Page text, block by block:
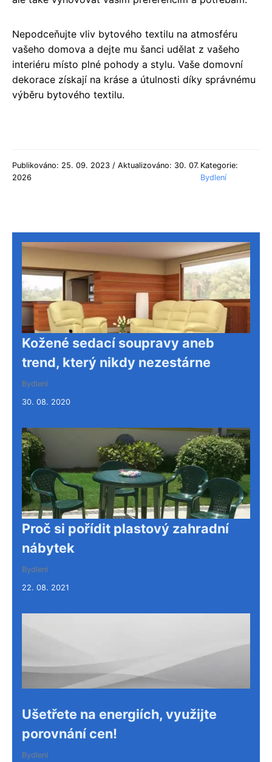
Nepodceňujte vliv bytového textilu na atmosféru
vašeho domova a dejte mu šanci udělat z vašeho
interiéru místo plné pohody a stylu. Vaše domovní
dekorace získají na kráse a útulnosti díky správnému
výběru bytového textilu.
Publikováno: 25. 09. 2023 / Aktualizováno: 30. 07.
2026
Kategorie:
Bydlení
Kožené sedací soupravy aneb
trend, který nikdy nezestárne
Bydlení
30. 08. 2020
Proč si pořídit plastový zahradní
nábytek
Bydlení
22. 08. 2021
Ušetřete na energiích, využijte
porovnání cen!
Bydlení